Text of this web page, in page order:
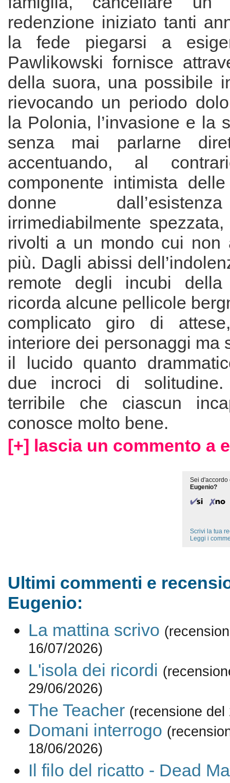
redenzione iniziato tanti
la fede piegarsi a
Pawlikowski fornisce
della suora, una possibile
rievocando un periodo
la Polonia, l’invasione e la
senza mai parlarne
accentuando, al
componente intimista
donne
irrimediabilmente
rivolti a un mondo cui non
più. Dagli abissi
remote degli incubi
ricorda alcune pellicole
complicato giro di
interiore dei personaggi ma
il lucido quanto
due incroci di
terribile che ciascun
conosce molto bene.
[+] lascia un commento a
Sei d'accordo
Eugenio?
Scrivi la tua
Leggi i
Ultimi commenti e
Eugenio:
La mattina scrivo
16/07/2026)
L'isola dei ricordi
29/06/2026)
The Teacher (recensione del
Domani interrogo
18/06/2026)
Il filo del ricatto - Dead